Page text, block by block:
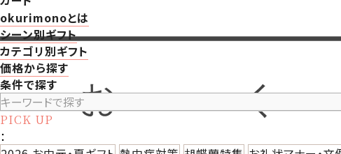
okurimonoとは
シーン別ギフト
カテゴリ別ギフト
価格から探す
条件で探す
PICK UP
：